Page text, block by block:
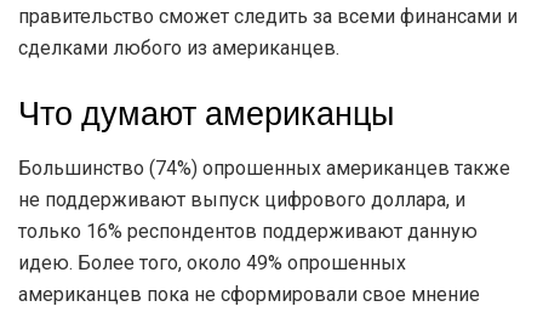
правительство сможет следить за всеми финансами и
сделками любого из американцев.
Что думают американцы
Большинство (74%) опрошенных американцев также
не поддерживают выпуск цифрового доллара, и
только 16% респондентов поддерживают данную
идею. Более того, около 49% опрошенных
американцев пока не сформировали свое мнение